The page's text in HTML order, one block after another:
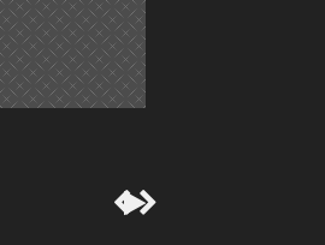
